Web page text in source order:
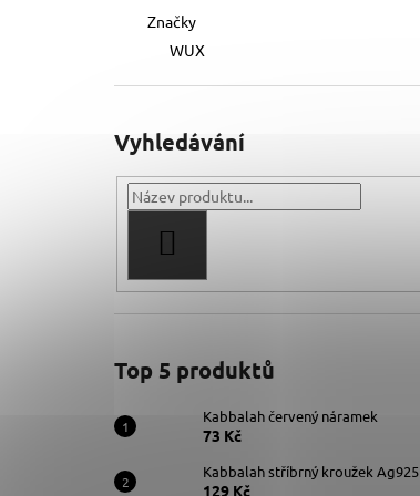
Značky
WUX
Vyhledávání
Top 5 produktů
Kabbalah červený náramek
73 Kč
Kabbalah stříbrný kroužek Ag925
129 Kč